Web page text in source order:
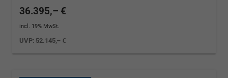
36.395,– €
incl. 19% MwSt.
UVP: 52.145,– €